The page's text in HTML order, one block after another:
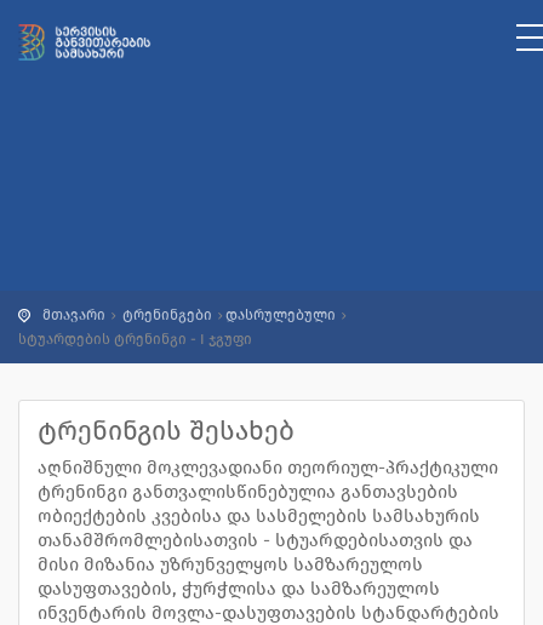
მთავარი ტრენინგები
დასრულებული
სტუარდების ტრენინგი - I ჯგუფი
ტრენინგის შესახებ
აღნიშნული მოკლევადიანი თეორიულ-პრაქტიკული
ტრენინგი განთვალისწინებულია განთავსების
ობიექტების კვებისა და სასმელების სამსახურის
თანამშრომლებისათვის - სტუარდებისათვის და
მისი მიზანია უზრუნველყოს სამზარეულოს
დასუფთავების, ჭურჭლისა და სამზარეულოს
ინვენტარის მოვლა-დასუფთავების სტანდარტების